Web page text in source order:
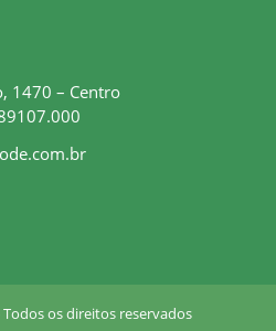
1470 – Centro
os direitos reservados